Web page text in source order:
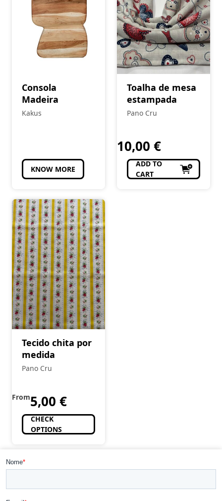
Consola
Madeira
Kakus
KNOW MORE
Toalha de mesa
estampada
Pano Cru
10,00 €
ADD TO
CART
Tecido chita por
medida
Pano Cru
From5,00 €
CHECK
OPTIONS